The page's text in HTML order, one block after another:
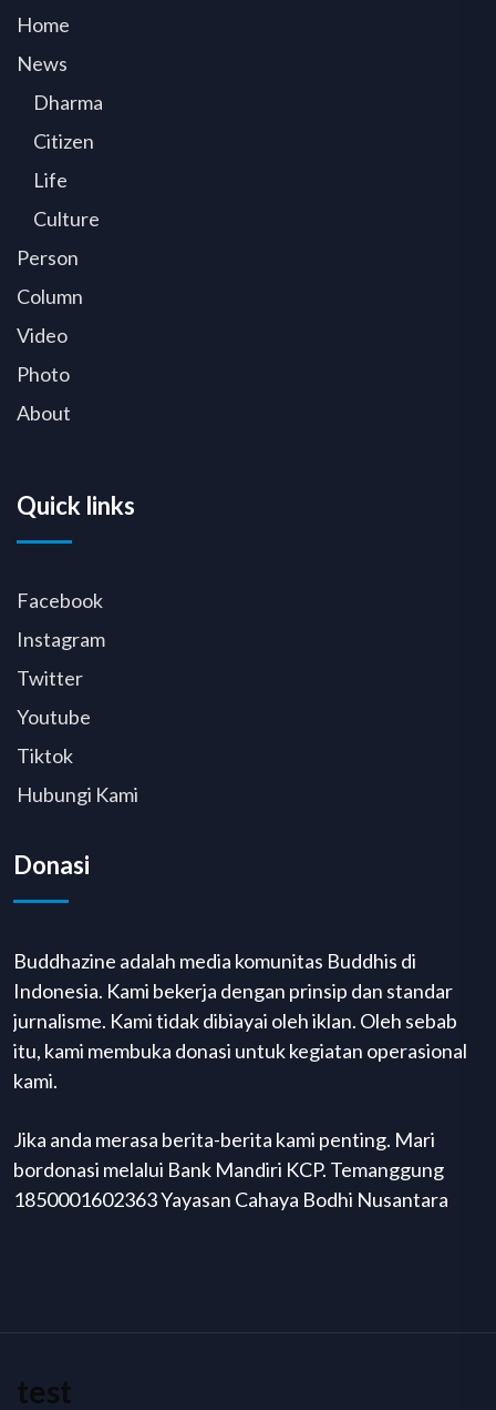
Home
News
Dharma
Citizen
Life
Culture
Person
Column
Video
Photo
About
Quick links
Facebook
Instagram
Twitter
Youtube
Tiktok
Hubungi Kami
Donasi
Buddhazine adalah media komunitas Buddhis di
Indonesia. Kami bekerja dengan prinsip dan standar
jurnalisme. Kami tidak dibiayai oleh iklan. Oleh sebab
itu, kami membuka donasi untuk kegiatan operasional
kami.
Jika anda merasa berita-berita kami penting. Mari
bordonasi melalui Bank Mandiri KCP. Temanggung
1850001602363 Yayasan Cahaya Bodhi Nusantara
test